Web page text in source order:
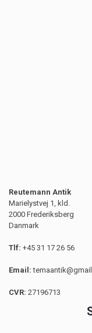
Reutemann Antik
Marielystvej 1, kld.
2000 Frederiksberg
Danmark
Tlf: +45 31 17 26 56
Email:
CVR: 27196713